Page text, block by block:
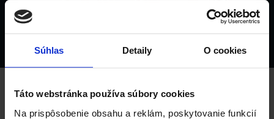
Súhlas Detaily O cookies
Táto webstránka používa súbory cookies
Na prispôsobenie obsahu a reklám, poskytovanie funkcií